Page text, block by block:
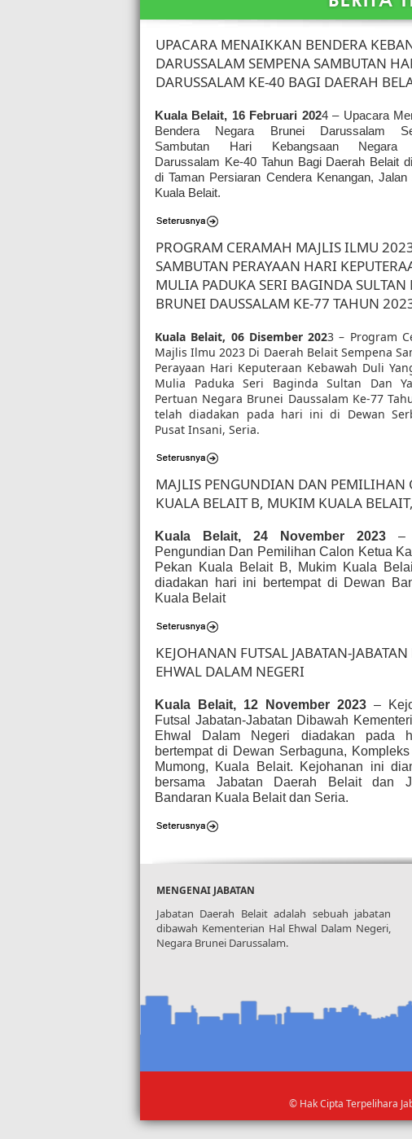
UPACARA MENAIKKAN BENDERA
DARUSSALAM SEMPENA SAMBUTAN
DARUSSALAM KE-40 BAGI DAERAH
Kuala Belait, 16 Februari 2024 – Upacara
Bendera Negara Brunei Darussalam
Sambutan Hari Kebangsaan Negara
Darussalam Ke-40 Tahun Bagi Daerah Belait
di Taman Persiaran Cendera Kenangan, Jalan
Kuala Belait.
PROGRAM CERAMAH MAJLIS ILMU
SAMBUTAN PERAYAAN HARI
MULIA PADUKA SERI BAGINDA
BRUNEI DAUSSALAM KE-77 TAHUN
Kuala Belait, 06 Disember 2023 – Program
Majlis Ilmu 2023 Di Daerah Belait Sempena
Perayaan Hari Keputeraan Kebawah Duli
Mulia Paduka Seri Baginda Sultan Dan
Pertuan Negara Brunei Daussalam Ke-77
telah diadakan pada hari ini di Dewan
Pusat Insani, Seria.
MAJLIS PENGUNDIAN DAN PEMILIHAN
KUALA BELAIT B, MUKIM KUALA
Kuala Belait, 24 November 2023 –
Pengundian Dan Pemilihan Calon Ketua
Pekan Kuala Belait B, Mukim Kuala
diadakan hari ini bertempat di Dewan
Kuala Belait
KEJOHANAN FUTSAL JABATAN-
EHWAL DALAM NEGERI
Kuala Belait, 12 November 2023 –
Futsal Jabatan-Jabatan Dibawah
Ehwal Dalam Negeri diadakan pada
bertempat di Dewan Serbaguna,
Mumong, Kuala Belait. Kejohanan ini
bersama Jabatan Daerah Belait dan
Bandaran Kuala Belait dan Seria.
MENGENAI JABATAN
Jabatan Daerah Belait adalah sebuah jabatan
dibawah Kementerian Hal Ehwal Dalam Negeri,
Negara Brunei Darussalam.
© Hak Cipta Terpelihara